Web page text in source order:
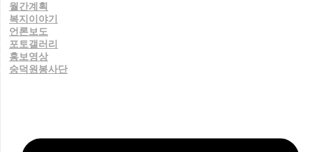
월간계획
복지이야기
언론보도
포토갤러리
홍보영상
숭덕원봉사단